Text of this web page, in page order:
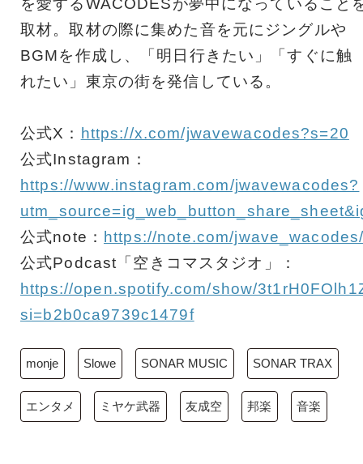
を愛するWACODESが夢中になっていること
取材。取材の際に集めた音を元にジングルや
BGMを作成し、「明日行きたい」「すぐに触
れたい」東京の街を発信している。
公式X： https://x.com/jwavewacodes?s=20
公式Instagram：
https://www.instagram.com/jwavewacodes?
公式note： https://note.com/
公式Podcast「空きコマスタジオ」：
https://open.spotify.com/show/
si=b2b0ca9739c1479f
monje Slowe SONAR MUSIC SONAR TRAX
エンタメ ミヤケ武器 友成空 邦楽 音楽